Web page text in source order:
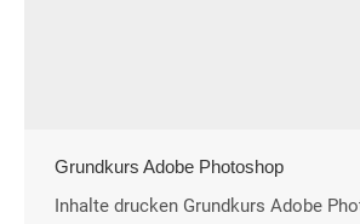
Grundkurs Adobe Photoshop
Inhalte drucken Grundkurs Adobe